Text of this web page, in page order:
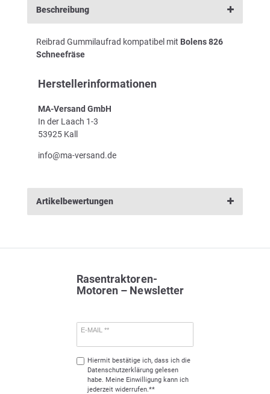
Beschreibung
Reibrad Gummilaufrad kompatibel mit Bolens 826
Schneefräse
Herstellerinformationen
MA-Versand GmbH
In der Laach 1-3
53925 Kall
info@ma-versand.de
Artikelbewertungen
Rasentraktoren-
Motoren – Newsletter
E-MAIL **
Hiermit bestätige ich, dass ich die
Daten­schutz­erklärunggelesen
habe. Meine Einwilligung kann ich
jederzeit widerrufen.**